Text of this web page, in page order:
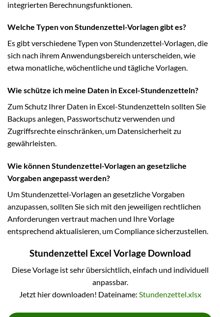
integrierten Berechnungsfunktionen.
Welche Typen von Stundenzettel-Vorlagen gibt es?
Es gibt verschiedene Typen von Stundenzettel-Vorlagen, die
sich nach ihrem Anwendungsbereich unterscheiden, wie
etwa monatliche, wöchentliche und tägliche Vorlagen.
Wie schütze ich meine Daten in Excel-Stundenzetteln?
Zum Schutz Ihrer Daten in Excel-Stundenzetteln sollten Sie
Backups anlegen, Passwortschutz verwenden und
Zugriffsrechte einschränken, um Datensicherheit zu
gewährleisten.
Wie können Stundenzettel-Vorlagen an gesetzliche
Vorgaben angepasst werden?
Um Stundenzettel-Vorlagen an gesetzliche Vorgaben
anzupassen, sollten Sie sich mit den jeweiligen rechtlichen
Anforderungen vertraut machen und Ihre Vorlage
entsprechend aktualisieren, um Compliance sicherzustellen.
Stundenzettel Excel Vorlage Download
Diese Vorlage ist sehr übersichtlich, einfach und individuell
anpassbar.
Jetzt hier downloaden! Dateiname: Stundenzettel.xlsx